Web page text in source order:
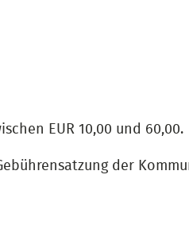
EUR 10,00 und 60,00.
der